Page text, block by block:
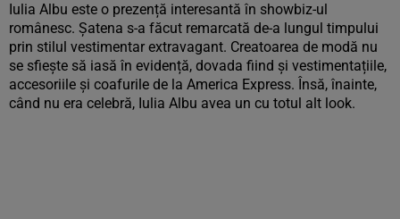
Iulia Albu este o prezență interesantă în showbiz-ul
românesc. Șatena s-a făcut remarcată de-a lungul timpului
prin stilul vestimentar extravagant. Creatoarea de modă nu
se sfiește să iasă în evidență, dovada fiind și vestimentațiile,
accesoriile și coafurile de la America Express. Însă, înainte,
când nu era celebră, Iulia Albu avea un cu totul alt look.